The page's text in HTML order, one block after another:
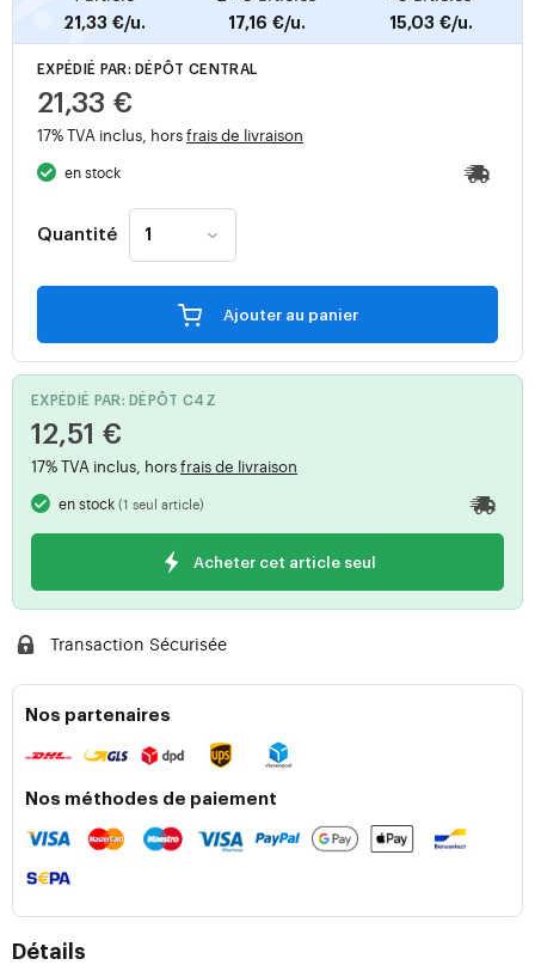
21,33 €/u. 17,16 €/u. 15,03 €/u.
EXPÉDIÉ PAR: DÉPÔT CENTRAL
21,33 €
17% TVA inclus, horsfrais de livraison
en stock
Quantité
Ajouter au panier
EXPÉDIÉ PAR: DÉPÔT C4Z
12,51 €
17% TVA inclus, horsfrais de livraison
en stock(1 seul article)
Acheter cet article seul
Transaction Sécurisée
Nos partenaires
Nos méthodes de paiement
Détails